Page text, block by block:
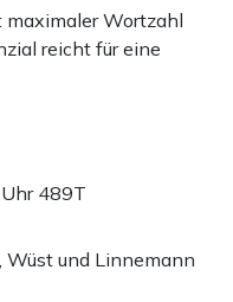
maximaler Wortzahl
reicht für eine
489T
Wüst und Linnemann